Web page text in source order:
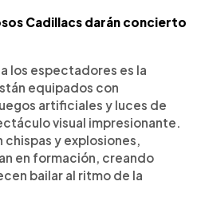
Cadillacs darán concierto
los espectadores es la
equipados con
artificiales y luces de
visual impresionante.
y explosiones,
en formación, creando
bailar al ritmo de la